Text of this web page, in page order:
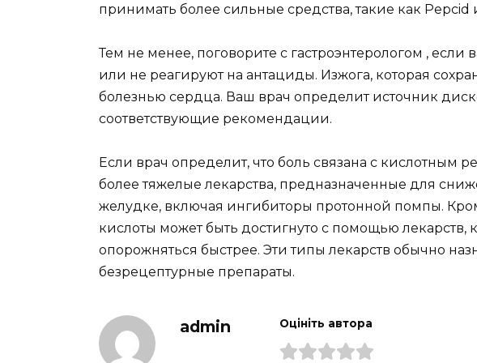
принимать более сильные средства, такие как Pepcid
Тем не менее, поговорите с гастроэнтерологом ,
или не реагируют на антациды. Изжога, которая
болезнью сердца. Ваш врач определит источник
соответствующие рекомендации.
Если врач определит, что боль связана с кислотным
более тяжелые лекарства, предназначенные для
желудке, включая ингибиторы протонной помпы.
кислоты может быть достигнуто с помощью лекарств,
опорожняться быстрее. Эти типы лекарств обычно
безрецептурные препараты.
admin Оцініть автора